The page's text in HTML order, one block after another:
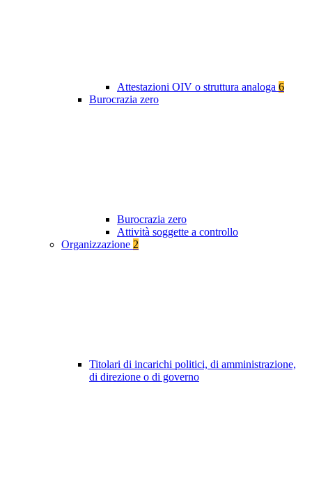
Attestazioni OIV o struttura analoga 6
Burocrazia zero
Burocrazia zero
Attività soggette a controllo
Organizzazione 2
Titolari di incarichi politici, di amministrazione,
di direzione o di governo